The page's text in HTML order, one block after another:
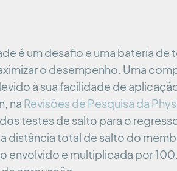
é um desafio e uma bateria de
o desempenho. Uma
à sua facilidade de
na Revisões de Pesquisa da
testes de salto para o
distância total de salto do
envolvido e multiplicada por